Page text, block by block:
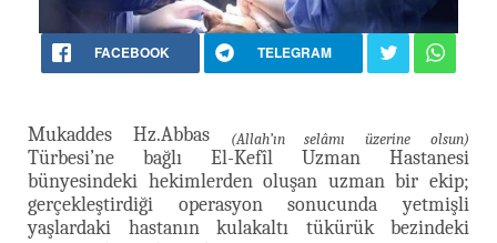
FACEBOOK TELEGRAM
Mukaddes Hz.Abbas (Allah’ın selâmı üzerine olsun)
Türbesi’ne bağlı El-Kefîl Uzman Hastanesi
bünyesindeki hekimlerden oluşan uzman bir ekip;
gerçekleştirdiği operasyon sonucunda yetmişli
yaşlardaki hastanın kulakaltı tükürük bezindeki